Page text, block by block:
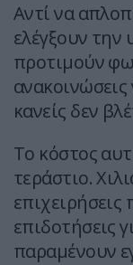
Αντί να
ελέγξουν την
προτιμούν
ανακοινώσεις
κανείς δεν
Το κόστος
τεράστιο.
επιχειρήσεις
επιδοτήσεις
παραμένουν